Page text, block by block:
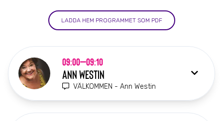
LADDA HEM PROGRAMMET SOM PDF
09:00–09:10
ANN WESTIN
VÄLKOMMEN - Ann Westin